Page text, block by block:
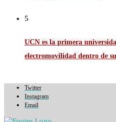
5
UCN es la primera
electromovilidad dentro de
Twitter
Instagram
Email